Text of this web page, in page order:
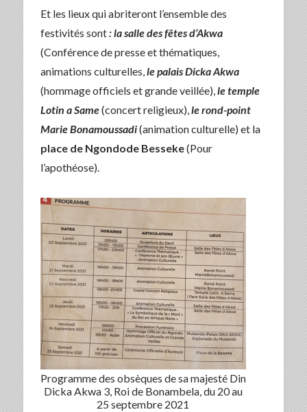
Et les lieux qui abriteront l’ensemble des
festivités sont: la salle des fêtes d’Akwa
(Conférence de presse et thématiques,
animations culturelles,le palais Dicka Akwa
(hommage officiels et grande veillée),le temple
Lotin a Same(concert religieux),le rond-point
Marie Bonamoussadi(animation culturelle) et la
place de Ngondode Besseke(Pour
l’apothéose).
Programme des obsèques de sa majesté Din
Dicka Akwa 3, Roi de Bonambela, du 20 au
25 septembre 2021